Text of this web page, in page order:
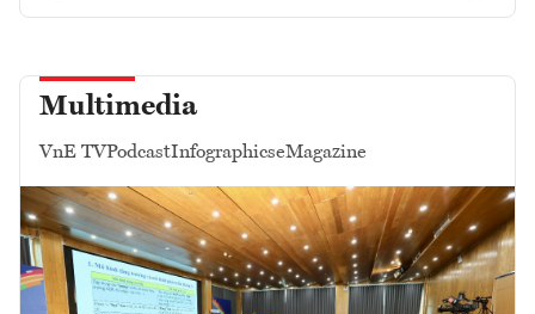
Multimedia
VnE TVPodcastInfographicseMagazine